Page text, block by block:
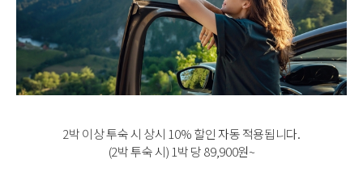
2박 이상 투숙 시 상시 10% 할인 자동 적용됩니다.
(2박 투숙 시) 1박 당 89,900원~